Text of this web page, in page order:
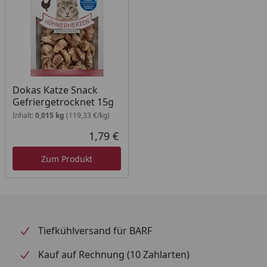
durch schonende Gefriertrocknung Mit den DOKAS
Entenherzen schenken Sie Ihrer Katze einen
natürlichen, gesunden Snack voller Qualität und
Liebe in jedem Bissen.
Dokas Katze Snack
Gefriergetrocknet 15g
Inhalt: 0,015 kg (119,33 €/kg)
Aktueller Preis
1,79 €
Zum Produkt
Tiefkühlversand für BARF
Kauf auf Rechnung (10 Zahlarten)